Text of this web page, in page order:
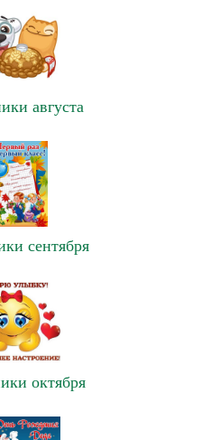
августа
сентября
октября